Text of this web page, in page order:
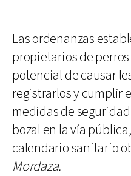
Las ordenanzas
propietarios de
potencial de causar
registrarlos y cumplir
medidas de
bozal en la vía
calendario sanitario
Mordaza.